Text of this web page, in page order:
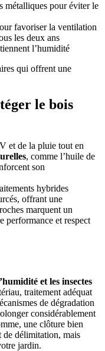
métalliques pour éviter le
favoriser la ventilation
les deux ans
l’humidité
qui offrent une
le bois
et de la pluie tout en
, comme l’huile de
son
hybrides
offrant une
marquent un
performance et respect
et les insectes
traitement adéquat
de dégradation
considérablement
une clôture bien
de délimitation, mais
jardin.